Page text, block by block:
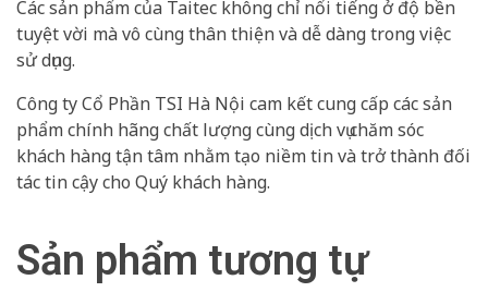
Các sản phẩm của Taitec không chỉ nổi tiếng ở độ bền
tuyệt vời mà vô cùng thân thiện và dễ dàng trong việc
sử dụng.
Công ty Cổ Phần TSI Hà Nội cam kết cung cấp các sản
phẩm chính hãng chất lượng cùng dịch vụ chăm sóc
khách hàng tận tâm nhằm tạo niềm tin và trở thành đối
tác tin cậy cho Quý khách hàng.
Sản phẩm tương tự